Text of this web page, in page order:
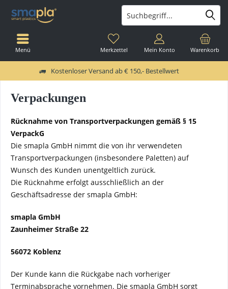
Menü Warenkorb
Merkzettel Mein Konto
Kostenloser Versand ab € 150,- Bestellwert
Verpackungen
Rücknahme von Transportverpackungen gemäß § 15
VerpackG
Die smapla GmbH nimmt die von ihr verwendeten
Transportverpackungen (insbesondere Paletten) auf
Wunsch des Kunden unentgeltlich zurück.
Die Rücknahme erfolgt ausschließlich an der
Geschäftsadresse der smapla GmbH:
smapla GmbH
Zaunheimer Straße 22
56072 Koblenz
Der Kunde kann die Rückgabe nach vorheriger
Terminabsprache vornehmen. Die smapla GmbH sorgt